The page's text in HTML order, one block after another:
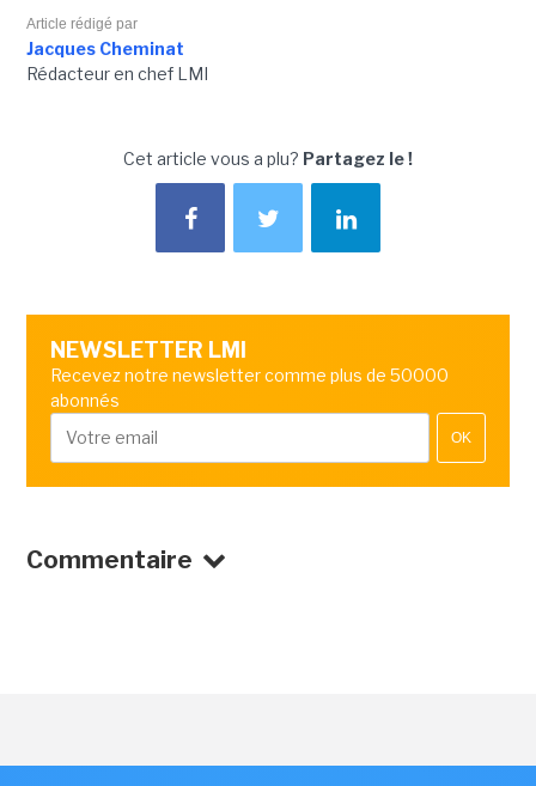
Article rédigé par
Jacques Cheminat
Rédacteur en chef LMI
Cet article vous a plu? Partagez le !
NEWSLETTER LMI
Recevez notre newsletter comme plus de 50000
abonnés
OK
Commentaire